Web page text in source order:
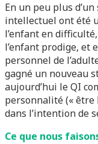
En un peu plus
intellectuel ont été
l’enfant en
l’enfant prodige, et
personnel de
gagné un nouveau
aujourd’hui le QI
personnalité (« être
dans l’intention de
Ce que nous